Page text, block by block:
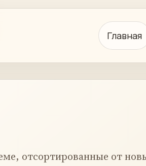
Главная
отсортированные от